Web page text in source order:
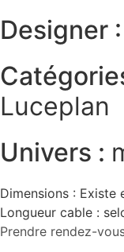
Designer
Luceplan
Univers :
Dimensions :
Longueur cable :
Prendre rendez-